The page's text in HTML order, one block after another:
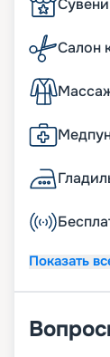
Салон
Показать